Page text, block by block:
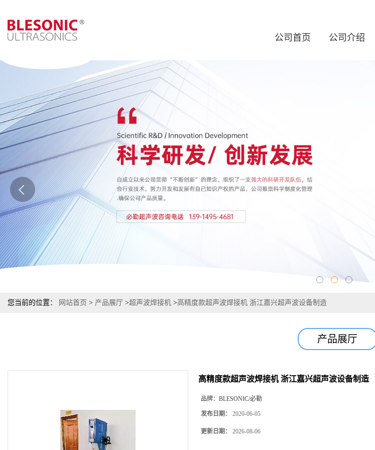
公司首页 公司介绍
您当前的位置： 网站首页 > 产品展厅 >超声波焊接机 >高精度款超声波焊接机 浙江嘉兴超声波设备制造
产品展厅
高精度款超声波焊接机 浙江嘉兴超声波设备制造
品牌： BLESONIC/必勒
发布日期： 2020-06-05
更新日期： 2026-08-06